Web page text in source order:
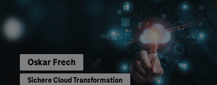
Oskar Frech
Sichere Cloud Transformation